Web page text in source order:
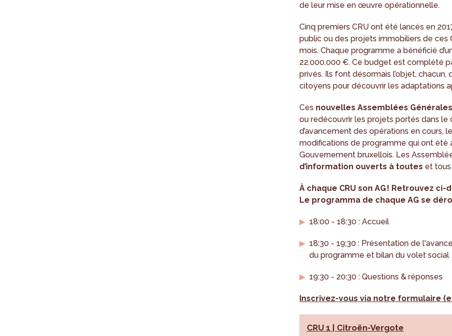
de leur mise en œuvre opérationnelle.
Cinq premiers CRU ont été lancés en
public ou des projets immobiliers de ces
mois. Chaque programme a bénéficié
22.000.000 €. Ce budget est complété
privés. Ils font désormais l’objet,
citoyens pour découvrir les adaptations
Ces nouvelles Assemblées Générales
ou redécouvrir les projets portés dans le
d’avancement des opérations en cours,
modifications de programme qui ont été
Gouvernement bruxellois. Les
d’information ouverts à toutes et tous
À chaque CRU son AG ! Retrouvez
Le programma de chaque AG se
18:00 - 18:30 : Accueil
18:30 - 19;30 : Présentation de
du programme et bilan du volet social
19:30 - 20:30 : Questions & réponses
Inscrivez-vous via notre formulaire
CRU 1 | Citroën-Vergote